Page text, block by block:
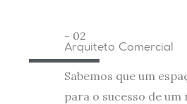
- 02
Arquiteto Comercial
Sabemos que um
para o sucesso de um